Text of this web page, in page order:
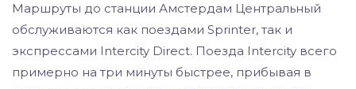
Маршруты до станции Амстердам Центральный
обслуживаются как поездами Sprinter, так и
экспрессами Intercity Direct. Поезда Intercity всего
примерно на три минуты быстрее, прибывая в